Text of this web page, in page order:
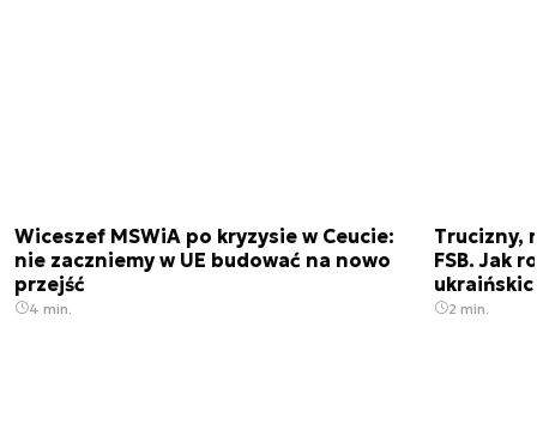
Wiceszef MSWiA po kryzysie w Ceucie:
nie zaczniemy w UE budować na nowo
przejść
4 min.
Trucizny,
FSB. Jak
2 min.